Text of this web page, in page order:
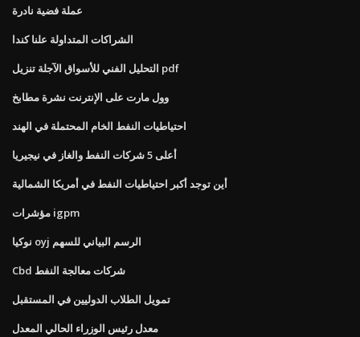
عملة فضية نادرة
الشراكات المتداولة علنا ​​كندا
التحليل الفني للأسواق الآجلة تنزيل pdf
وول مارت على الإنترنت نشرة مطابخ
احتياطيات النفط الخام المحتملة في الهند
أعلى 5 شركات النفط والغاز في نيجيريا
أين توجد أكبر احتياطيات النفط في أمريكا الشمالية
مؤشرات igpm
نوكيا oyj الرسم البياني للسهم
Cbd شركات معالجة النفط
تمويل الطلاب الدوليين في المستقبل
معدل رئيس الوزراء الحالي المعدل